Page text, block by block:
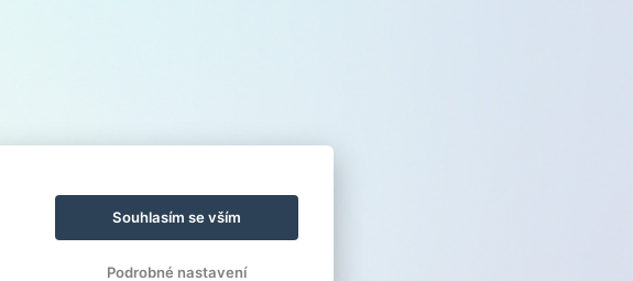
Souhlasím se vším
Podrobné nastavení